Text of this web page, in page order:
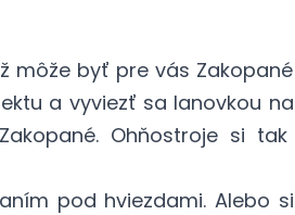
môže byť pre vás Zakopané
a vyviezť sa lanovkou na
Ohňostroje si tak
pod hviezdami. Alebo si